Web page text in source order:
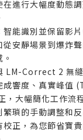
在進行大幅度動態
智能識別並保留影
從安靜場景到爆炸
LM-Correct 2 無
成響度、真實峰值
，大幅簡化工作流
繁瑣的手動調整和
校正，為您節省寶